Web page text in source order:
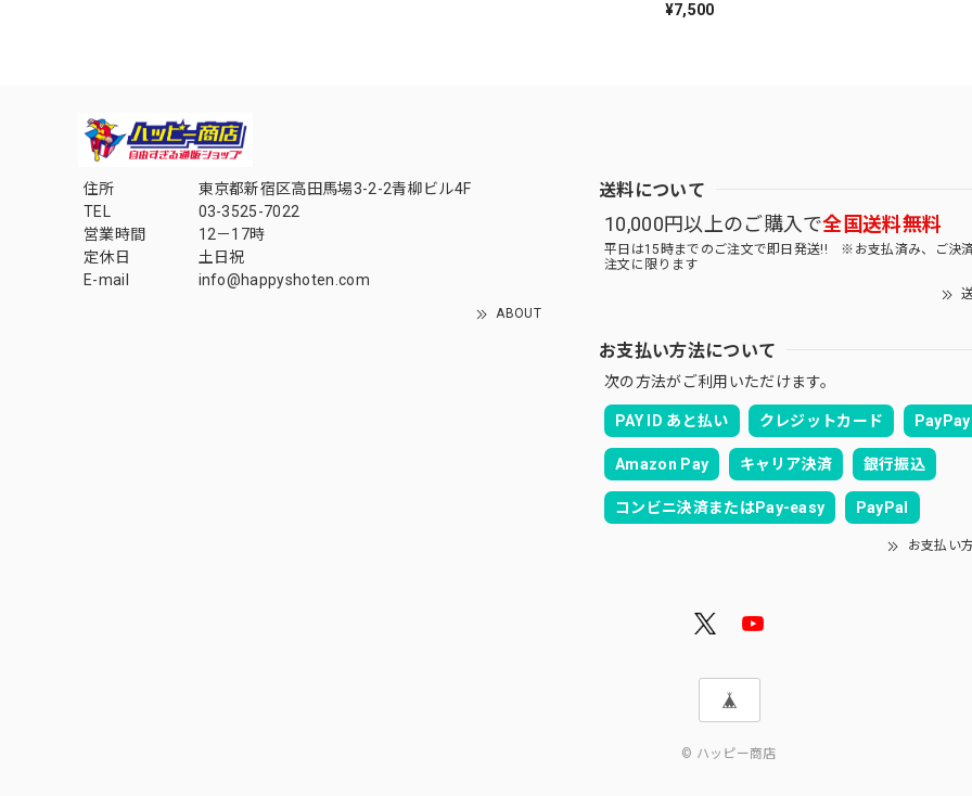
¥7,500
住所
東京都新宿区高田馬場3-2-2青柳ビル4F
TEL
03-3525-7022
営業時間
12－17時
定休日
土日祝
E-mail
info@happyshoten.com
ABOUT
送料について
10,000円以上のご購入で全国送料無料
平日は15時までのご注文で即日発送!! ※お支払済み、ご決
注文に限ります
お支払い方法について
次の方法がご利用いただけます。
PAY ID あと払い クレジットカード PayPay
Amazon Pay キャリア決済 銀行振込
コンビニ決済またはPay-easy PayPal
お支払い
© ハッピー商店